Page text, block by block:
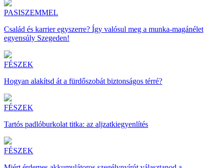
PASISZEMMEL
Család és karrier egyszerre? Így valósul meg a munka-magánélet
egyensúly Szegeden!
FÉSZEK
Hogyan alakítsd át a fürdőszobát biztonságos térré?
FÉSZEK
Tartós padlóburkolat titka: az aljzatkiegyenlítés
FÉSZEK